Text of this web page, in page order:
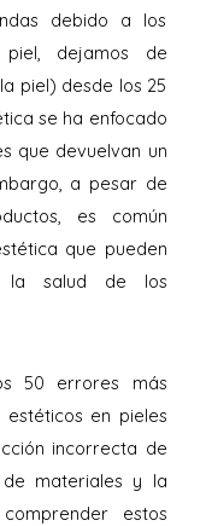
debido a los
dejamos de
piel) desde los 25
se ha enfocado
que devuelvan un
a pesar de
es común
que pueden
la salud de los
50 errores más
en pieles
incorrecta de
materiales y la
estos